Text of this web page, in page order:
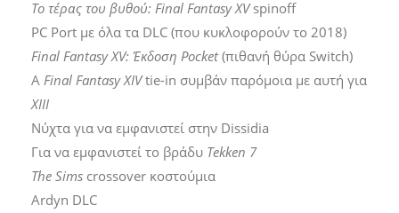
Το τέρας του βυθού: Final Fantasy XVspinoff
PC Port με όλα τα DLC (που κυκλοφορούν το 2018)
Final Fantasy XV: Έκδοση Pocket(πιθανή θύρα Switch)
Α Final Fantasy XIVtie-in συμβάν παρόμοια με αυτή για
XIII
Νύχτα για να εμφανιστεί στην Dissidia
Για να εμφανιστεί το βράδυ Tekken 7
The Sims crossover κοστούμια
Ardyn DLC